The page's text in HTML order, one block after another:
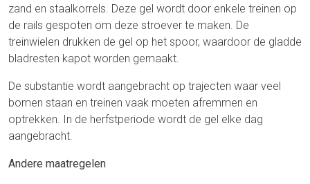
zand en staalkorrels. Deze gel wordt door enkele treinen op
de rails gespoten om deze stroever te maken. De
treinwielen drukken de gel op het spoor, waardoor de gladde
bladresten kapot worden gemaakt.
De substantie wordt aangebracht op trajecten waar veel
bomen staan en treinen vaak moeten afremmen en
optrekken. In de herfstperiode wordt de gel elke dag
aangebracht.
Andere maatregelen